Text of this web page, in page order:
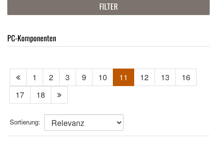
FILTER
PC-Komponenten
1 2 3 9 10 11 12 13
16
17
18
Sortierung: